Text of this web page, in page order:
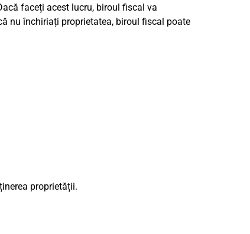
faceți acest lucru, biroul fiscal va
nu închiriați proprietatea, biroul fiscal poate
proprietății.